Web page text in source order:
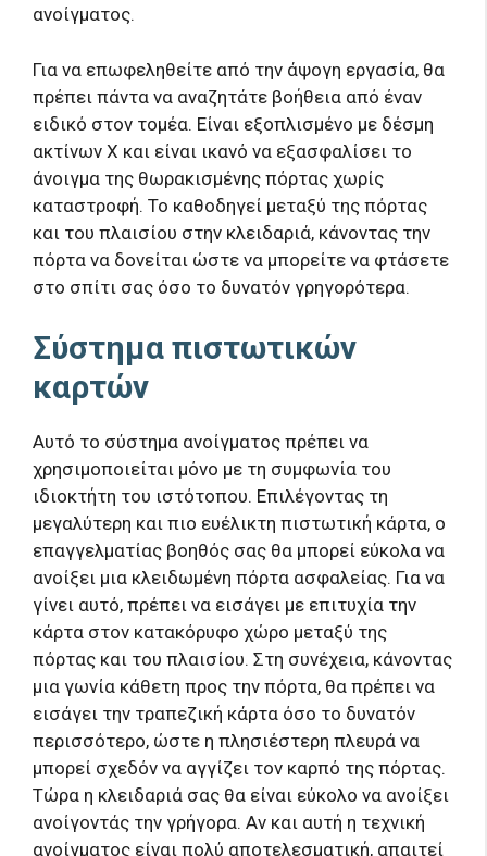
ανοίγματος.
Για να επωφεληθείτε από την άψογη εργασία, θα
πρέπει πάντα να αναζητάτε βοήθεια από έναν
ειδικό στον τομέα. Είναι εξοπλισμένο με δέσμη
ακτίνων Χ και είναι ικανό να εξασφαλίσει το
άνοιγμα της θωρακισμένης πόρτας χωρίς
καταστροφή. Το καθοδηγεί μεταξύ της πόρτας
και του πλαισίου στην κλειδαριά, κάνοντας την
πόρτα να δονείται ώστε να μπορείτε να φτάσετε
στο σπίτι σας όσο το δυνατόν γρηγορότερα.
Σύστημα πιστωτικών
καρτών
Αυτό το σύστημα ανοίγματος πρέπει να
χρησιμοποιείται μόνο με τη συμφωνία του
ιδιοκτήτη του ιστότοπου. Επιλέγοντας τη
μεγαλύτερη και πιο ευέλικτη πιστωτική κάρτα, ο
επαγγελματίας βοηθός σας θα μπορεί εύκολα να
ανοίξει μια κλειδωμένη πόρτα ασφαλείας. Για να
γίνει αυτό, πρέπει να εισάγει με επιτυχία την
κάρτα στον κατακόρυφο χώρο μεταξύ της
πόρτας και του πλαισίου. Στη συνέχεια, κάνοντας
μια γωνία κάθετη προς την πόρτα, θα πρέπει να
εισάγει την τραπεζική κάρτα όσο το δυνατόν
περισσότερο, ώστε η πλησιέστερη πλευρά να
μπορεί σχεδόν να αγγίζει τον καρπό της πόρτας.
Τώρα η κλειδαριά σας θα είναι εύκολο να ανοίξει
ανοίγοντάς την γρήγορα. Αν και αυτή η τεχνική
ανοίγματος είναι πολύ αποτελεσματική, απαιτεί